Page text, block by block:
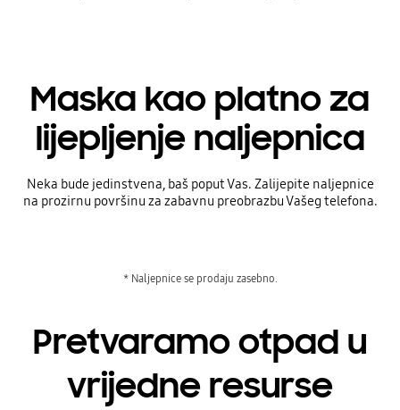
Maska kao platno za
lijepljenje naljepnica
Neka bude jedinstvena, baš poput Vas. Zalijepite naljepnice
na prozirnu površinu za zabavnu preobrazbu Vašeg telefona.
* Naljepnice se prodaju zasebno.
Pretvaramo otpad u
vrijedne resurse